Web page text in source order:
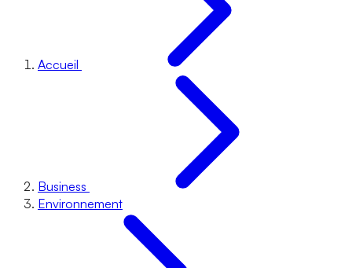
Accueil
Business
Environnement